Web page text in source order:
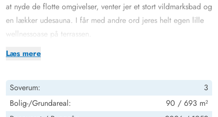
Læs mere
at nyde de flotte omgivelser, venter jer et stort vildmarksbad og
en lækker udesauna. I får med andre ord jeres helt egen lille
wellnessoase på terrassen.
Dertil kommer naturligvis gode havemøbler, liggestole og en
skylle fødderne rene for sand efter en tur på stranden.
Udebruseren kan benyttes fra april til november.
Soverum:
3
Bolig-/Grundareal:
90 / 693 m²